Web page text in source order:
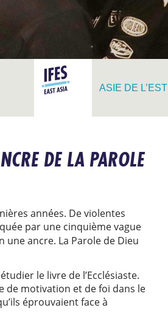
ASIE DE L’EST
DE LA PAROLE
années. De violentes
par une cinquième vague
une ancre. La Parole de Dieu
le livre de l’Ecclésiaste.
de motivation et de foi dans le
éprouvaient face à